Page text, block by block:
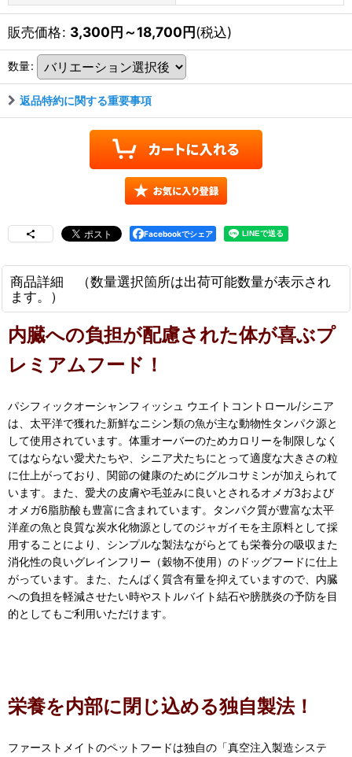
販売価格: 3,300円～18,700円(税込)
数量:
返品特約に関する重要事項
Facebookでシェア
商品詳細 （数量選択箇所は出荷可能数量が表示され
ます。）
内臓への負担が配慮された体が喜ぶプ
レミアムフード！
パシフィックオーシャンフィッシュ ウエイトコントロール/シニア
は、太平洋で獲れた新鮮なニシン類の魚が主な動物性タンパク源と
して使用されています。体重オーバーのためカロリーを制限しなく
てはならない愛犬たちや、シニア犬たちにとって適度な大きさの粒
に仕上がっており、関節の健康のためにグルコサミンが加えられて
います。また、愛犬の皮膚や毛並みに良いとされるオメガ3および
オメガ6脂肪酸も豊富に含まれています。タンパク質が豊富な太平
洋産の魚と良質な炭水化物源としてのジャガイモを主原料として採
用することにより、シンプルな製法ながらとても栄養分の吸収また
消化性の良いグレインフリー（穀物不使用）のドッグフードに仕上
がっています。また、たんぱく質含有量を抑えていますので、内臓
への負担を軽減させたい時やストルバイト結石や膀胱炎の予防を目
的としてもご利用いただけます。
栄養を内部に閉じ込める独自製法！
ファーストメイトのペットフードは独自の「真空注入製造システ